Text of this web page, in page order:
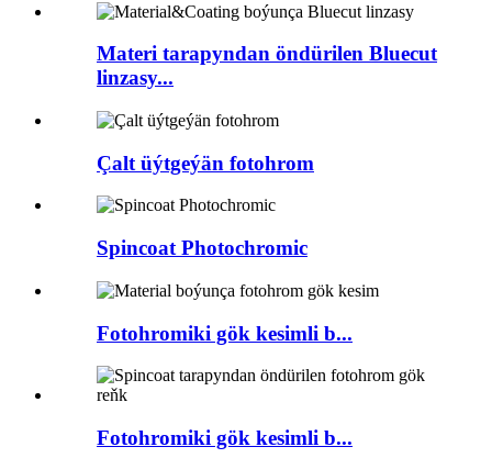
Materi tarapyndan öndürilen Bluecut
linzasy...
Çalt üýtgeýän fotohrom
Spincoat Photochromic
Fotohromiki gök kesimli b...
Fotohromiki gök kesimli b...